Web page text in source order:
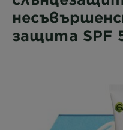
защита SPF